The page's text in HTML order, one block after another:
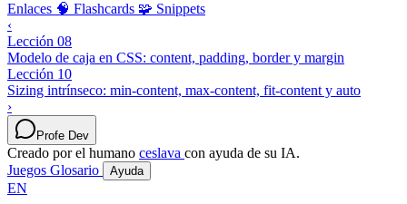
Enlaces 🧠 Flashcards 🧩 Snippets
‹
Lección 08
Modelo de caja en CSS: content, padding, border y margin
Lección 10
Sizing intrínseco: min-content, max-content, fit-content y auto
›
Profe Dev
Creado por el humano ceslava con ayuda de su IA.
Juegos Glosario Ayuda
EN